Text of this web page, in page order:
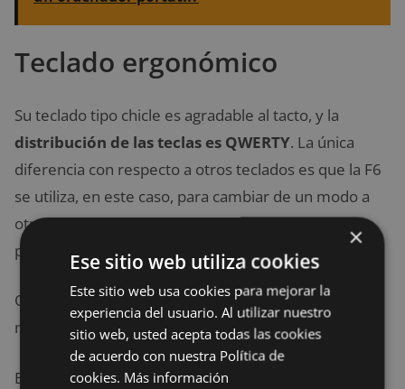
Teclado ergonómico
Su teclado tipo chicle es agradable al tacto, y la
distribución de las teclas es QWERTY. La única
diferencia con respecto a otros teclados es que la F6
se utiliza, en este caso, para cambiar de un modo a
otro en el ScreenPad. Por otro lado, la tecla Enter
presenta la misma forma que el retroceso clásico.
Ostenta retroiluminación, y nos permite ajustar su
nivel de luminosidad a nuestro gusto.
En general, el uso del teclado resulta bastante
×
Ese sitio web utiliza cookies
Este sitio web usa cookies para mejorar la
experiencia del usuario. Al utilizar nuestro
sitio web, usted acepta todas las cookies
de acuerdo con nuestra Política de
cookies. Más información